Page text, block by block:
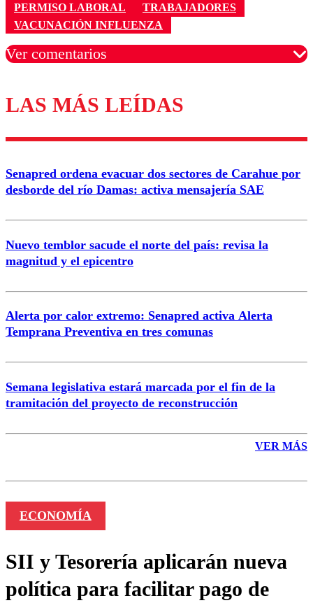
PERMISO LABORAL
TRABAJADORES
VACUNACIÓN INFLUENZA
Ver comentarios
Los comentarios son moderados para garantizar un
diálogo respetuoso.
Correo
LAS MÁS LEÍDAS
Senapred ordena evacuar dos sectores de Carahue por
desborde del río Damas: activa mensajería SAE
Nuevo temblor sacude el norte del país: revisa la
magnitud y el epicentro
Alerta por calor extremo: Senapred activa Alerta
Temprana Preventiva en tres comunas
Semana legislativa estará marcada por el fin de la
tramitación del proyecto de reconstrucción
VER MÁS
ECONOMÍA
SII y Tesorería aplicarán nueva
política para facilitar pago de